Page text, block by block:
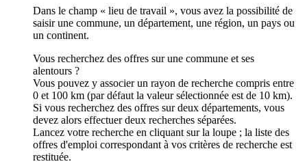
Dans le champ « lieu de travail », vous avez la possibilité de
saisir une commune, un département, une région, un pays ou
un continent.
Vous recherchez des offres sur une commune et ses
alentours ?
Vous pouvez y associer un rayon de recherche compris entre
0 et 100 km (par défaut la valeur sélectionnée est de 10 km).
Si vous recherchez des offres sur deux départements, vous
devez alors effectuer deux recherches séparées.
Lancez votre recherche en cliquant sur la loupe ; la liste des
offres d'emploi correspondant à vos critères de recherche est
restituée.